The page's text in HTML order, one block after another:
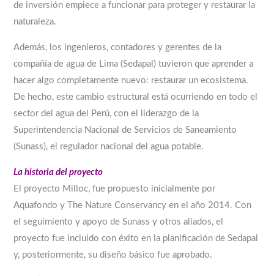
de inversión empiece a funcionar para proteger y restaurar la
naturaleza.
Además, los ingenieros, contadores y gerentes de la
compañía de agua de Lima (Sedapal) tuvieron que aprender a
hacer algo completamente nuevo: restaurar un ecosistema.
De hecho, este cambio estructural está ocurriendo en todo el
sector del agua del Perú, con el liderazgo de la
Superintendencia Nacional de Servicios de Saneamiento
(Sunass), el regulador nacional del agua potable.
La historia del proyecto
El proyecto Milloc, fue propuesto inicialmente por
Aquafondo y The Nature Conservancy en el año 2014. Con
el seguimiento y apoyo de Sunass y otros aliados, el
proyecto fue incluido con éxito en la planificación de Sedapal
y, posteriormente, su diseño básico fue aprobado.